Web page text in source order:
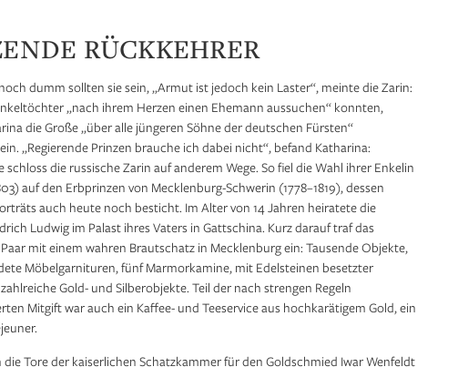
RÜCKKEHRER
dumm sollten sie sein, „Armut ist jedoch kein Laster“, meinte die Zarin:
„nach ihrem Herzen einen Ehemann aussuchen“ konnten,
die Große „über alle jüngeren Söhne der deutschen Fürsten“
„Regierende Prinzen brauche ich dabei nicht“, befand Katharina:
schloss die russische Zarin auf anderem Wege. So fiel die Wahl ihrer Enkelin
auf den Erbprinzen von Mecklenburg-Schwerin (1778–1819), dessen
auch heute noch besticht. Im Alter von 14 Jahren heiratete die
Ludwig im Palast ihres Vaters in Gattschina. Kurz darauf traf das
mit einem wahren Brautschatz in Mecklenburg ein: Tausende Objekte,
Möbelgarnituren, fünf Marmorkamine, mit Edelsteinen besetzter
Gold- und Silberobjekte. Teil der nach strengen Regeln
Mitgift war auch ein Kaffee- und Teeservice aus hochkarätigem Gold, ein
die Tore der kaiserlichen Schatzkammer für den Goldschmied Iwar Wenfeldt